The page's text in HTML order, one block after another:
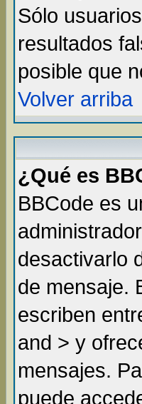
Sólo
resultados
posible que
Volver arriba
¿Qué es
BBCode es
desactivarlo
de mensaje.
escriben
and > y
mensajes.
puede